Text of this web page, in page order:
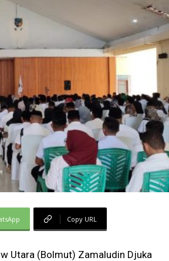
Copy URL
Utara (Bolmut) Zamaludin Djuka